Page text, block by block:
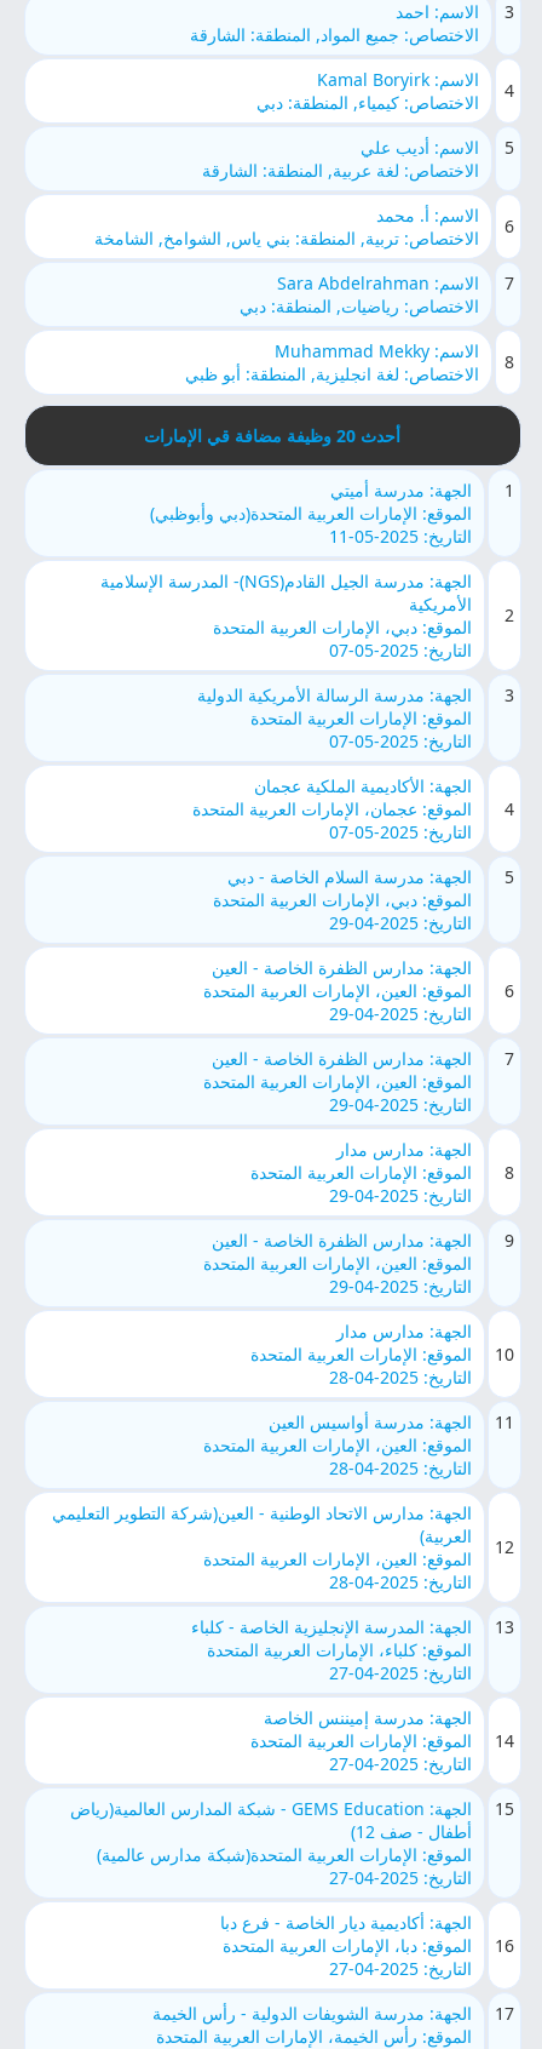
3
الاسم: احمد
الاختصاص: جميع المواد, المنطقة: الشارقة
4
الاسم: Kamal Boryirk
الاختصاص: كيمياء, المنطقة: دبي
5
الاسم: أديب علي
الاختصاص: لغة عربية, المنطقة: الشارقة
6
الاسم: أ. محمد
الاختصاص: تربية, المنطقة: بني ياس, الشوامخ, الشامخة
7
الاسم: Sara Abdelrahman
الاختصاص: رياضيات, المنطقة: دبي
8
الاسم: Muhammad Mekky
الاختصاص: لغة انجليزية, المنطقة: أبو ظبي
أحدث 20 وظيفة مضافة قي الإمارات
1
الجهة: مدرسة أميتي
الموقع: الإمارات العربية المتحدة(دبي وأبوظبي)
التاريخ: 2025-05-11
2
الجهة: مدرسة الجيل القادم(NGS)- المدرسة الإسلامية
الأمريكية
الموقع: دبي، الإمارات العربية المتحدة
التاريخ: 2025-05-07
3
الجهة: مدرسة الرسالة الأمريكية الدولية
الموقع: الإمارات العربية المتحدة
التاريخ: 2025-05-07
4
الجهة: الأكاديمية الملكية عجمان
الموقع: عجمان، الإمارات العربية المتحدة
التاريخ: 2025-05-07
5
الجهة: مدرسة السلام الخاصة - دبي
الموقع: دبي، الإمارات العربية المتحدة
التاريخ: 2025-04-29
6
الجهة: مدارس الظفرة الخاصة - العين
الموقع: العين، الإمارات العربية المتحدة
التاريخ: 2025-04-29
7
الجهة: مدارس الظفرة الخاصة - العين
الموقع: العين، الإمارات العربية المتحدة
التاريخ: 2025-04-29
8
الجهة: مدارس مدار
الموقع: الإمارات العربية المتحدة
التاريخ: 2025-04-29
9
الجهة: مدارس الظفرة الخاصة - العين
الموقع: العين، الإمارات العربية المتحدة
التاريخ: 2025-04-29
10
الجهة: مدارس مدار
الموقع: الإمارات العربية المتحدة
التاريخ: 2025-04-28
11
الجهة: مدرسة أواسيس العين
الموقع: العين، الإمارات العربية المتحدة
التاريخ: 2025-04-28
12
الجهة: مدارس الاتحاد الوطنية - العين(شركة التطوير التعليمي
العربية)
الموقع: العين، الإمارات العربية المتحدة
التاريخ: 2025-04-28
13
الجهة: المدرسة الإنجليزية الخاصة - كلباء
الموقع: كلباء، الإمارات العربية المتحدة
التاريخ: 2025-04-27
14
الجهة: مدرسة إميننس الخاصة
الموقع: الإمارات العربية المتحدة
التاريخ: 2025-04-27
15
الجهة: GEMS Education - شبكة المدارس العالمية(رياض
أطفال - صف 12)
الموقع: الإمارات العربية المتحدة(شبكة مدارس عالمية)
التاريخ: 2025-04-27
16
الجهة: أكاديمية ديار الخاصة - فرع دبا
الموقع: دبا، الإمارات العربية المتحدة
التاريخ: 2025-04-27
17
الجهة: مدرسة الشويفات الدولية - رأس الخيمة
الموقع: رأس الخيمة، الإمارات العربية المتحدة